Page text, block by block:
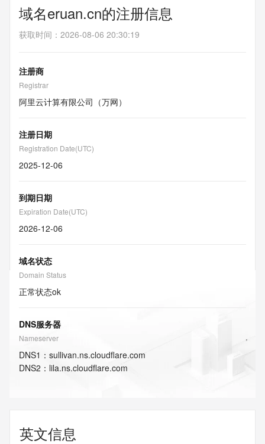
域名eruan.cn的注册信息
获取时间 ： 2026-08-06 20:30:19
注册商
Registrar
阿里云计算有限公司（万网）
注册日期
Registration Date(UTC)
2025-12-06
到期日期
Expiration Date(UTC)
2026-12-06
域名状态
Domain Status
正常状态ok
DNS服务器
Nameserver
DNS1 ： sullivan.ns.cloudflare.com
DNS2 ： lila.ns.cloudflare.com
英文信息